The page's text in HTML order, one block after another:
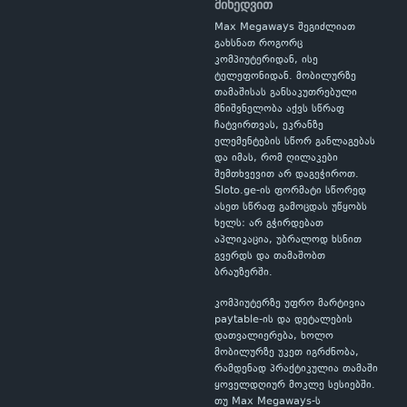
მიხედვით
Max Megaways შეგიძლიათ
გახსნათ როგორც
კომპიუტერიდან, ისე
ტელეფონიდან. მობილურზე
თამაშისას განსაკუთრებული
მნიშვნელობა აქვს სწრაფ
ჩატვირთვას, ეკრანზე
ელემენტების სწორ განლაგებას
და იმას, რომ ღილაკები
შემთხვევით არ დაგეჭიროთ.
Sloto.ge-ის ფორმატი სწორედ
ასეთ სწრაფ გამოცდას უწყობს
ხელს: არ გჭირდებათ
აპლიკაცია, უბრალოდ ხსნით
გვერდს და თამაშობთ
ბრაუზერში.
კომპიუტერზე უფრო მარტივია
paytable-ის და დეტალების
დათვალიერება, ხოლო
მობილურზე უკეთ იგრძნობა,
რამდენად პრაქტიკულია თამაში
ყოველდღიურ მოკლე სესიებში.
თუ Max Megaways-ს